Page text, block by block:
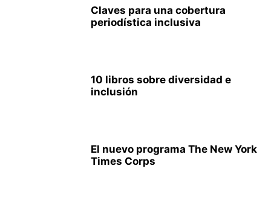
Claves para una cobertura
periodística inclusiva
10 libros sobre diversidad e
inclusión
El nuevo programa The New York
Times Corps